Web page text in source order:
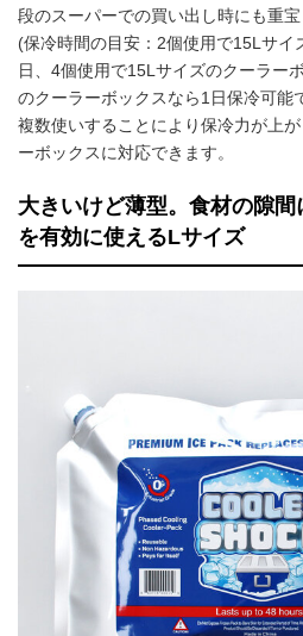
段のスーパーでの買い出し時にも重宝
(保冷時間の目安：2個使用で15Lサイ
日、4個使用で15Lサイズのクーラー
のクーラーボックスなら1日保冷可能
複数使いすることにより保冷力が上
ーボックスに対応できます。
大きいけど薄型。食材の隙
を有効に使えるLサイズ